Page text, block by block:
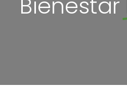
Bienestar